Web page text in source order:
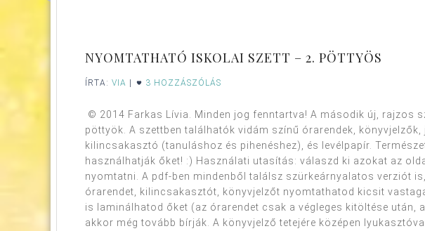
NYOMTATHATÓ ISKOLAI SZETT – 2. PÖTTYÖS
ÍRTA: VIA 3 HOZZÁSZÓLÁS
© 2014 Farkas Lívia. Minden jog fenntartva! A második új, rajzos
pöttyök. A szettben találhatók vidám színű órarendek, könyvjelzők,
kilincsakasztó (tanuláshoz és pihenéshez), és levélpapír.
használhatják őket! :) Használati utasítás: válaszd ki azokat az
nyomtatni. A pdf-ben mindenből találsz szürkeárnyalatos verziót
órarendet, kilincsakasztót, könyvjelzőt nyomtathatod kicsit
is laminálhatod őket (az órarendet csak a végleges kitöltése után,
akkor még tovább bírják. A könyvjelző tetejére középen